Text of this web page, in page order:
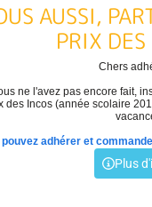
AUSSI,
PRIX
Chers
ne l'avez pas encore fait,
des Incos (année scolaire
adhérer et
le bon de
vous pourrez toujours
Plus